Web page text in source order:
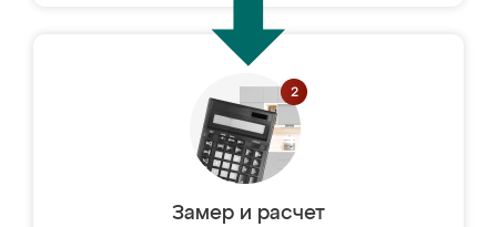
Замер и расчет